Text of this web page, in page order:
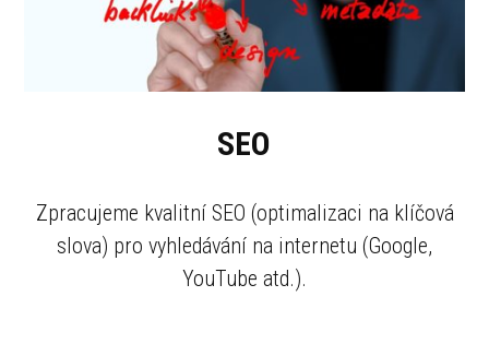
SEO
Zpracujeme kvalitní SEO (optimalizaci na klíčová
slova) pro vyhledávání na internetu (Google,
YouTube atd.).